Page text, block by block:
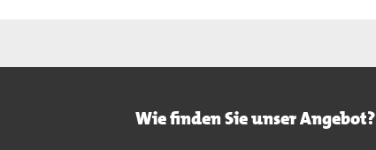
Wie finden Sie unser Angebot?